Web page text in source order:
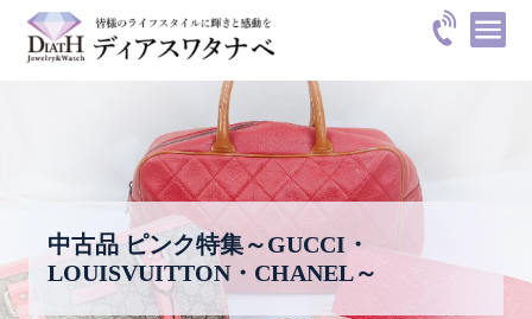
中古品 ピンク特集～GUCCI・
LOUISVUITTON・CHANEL～